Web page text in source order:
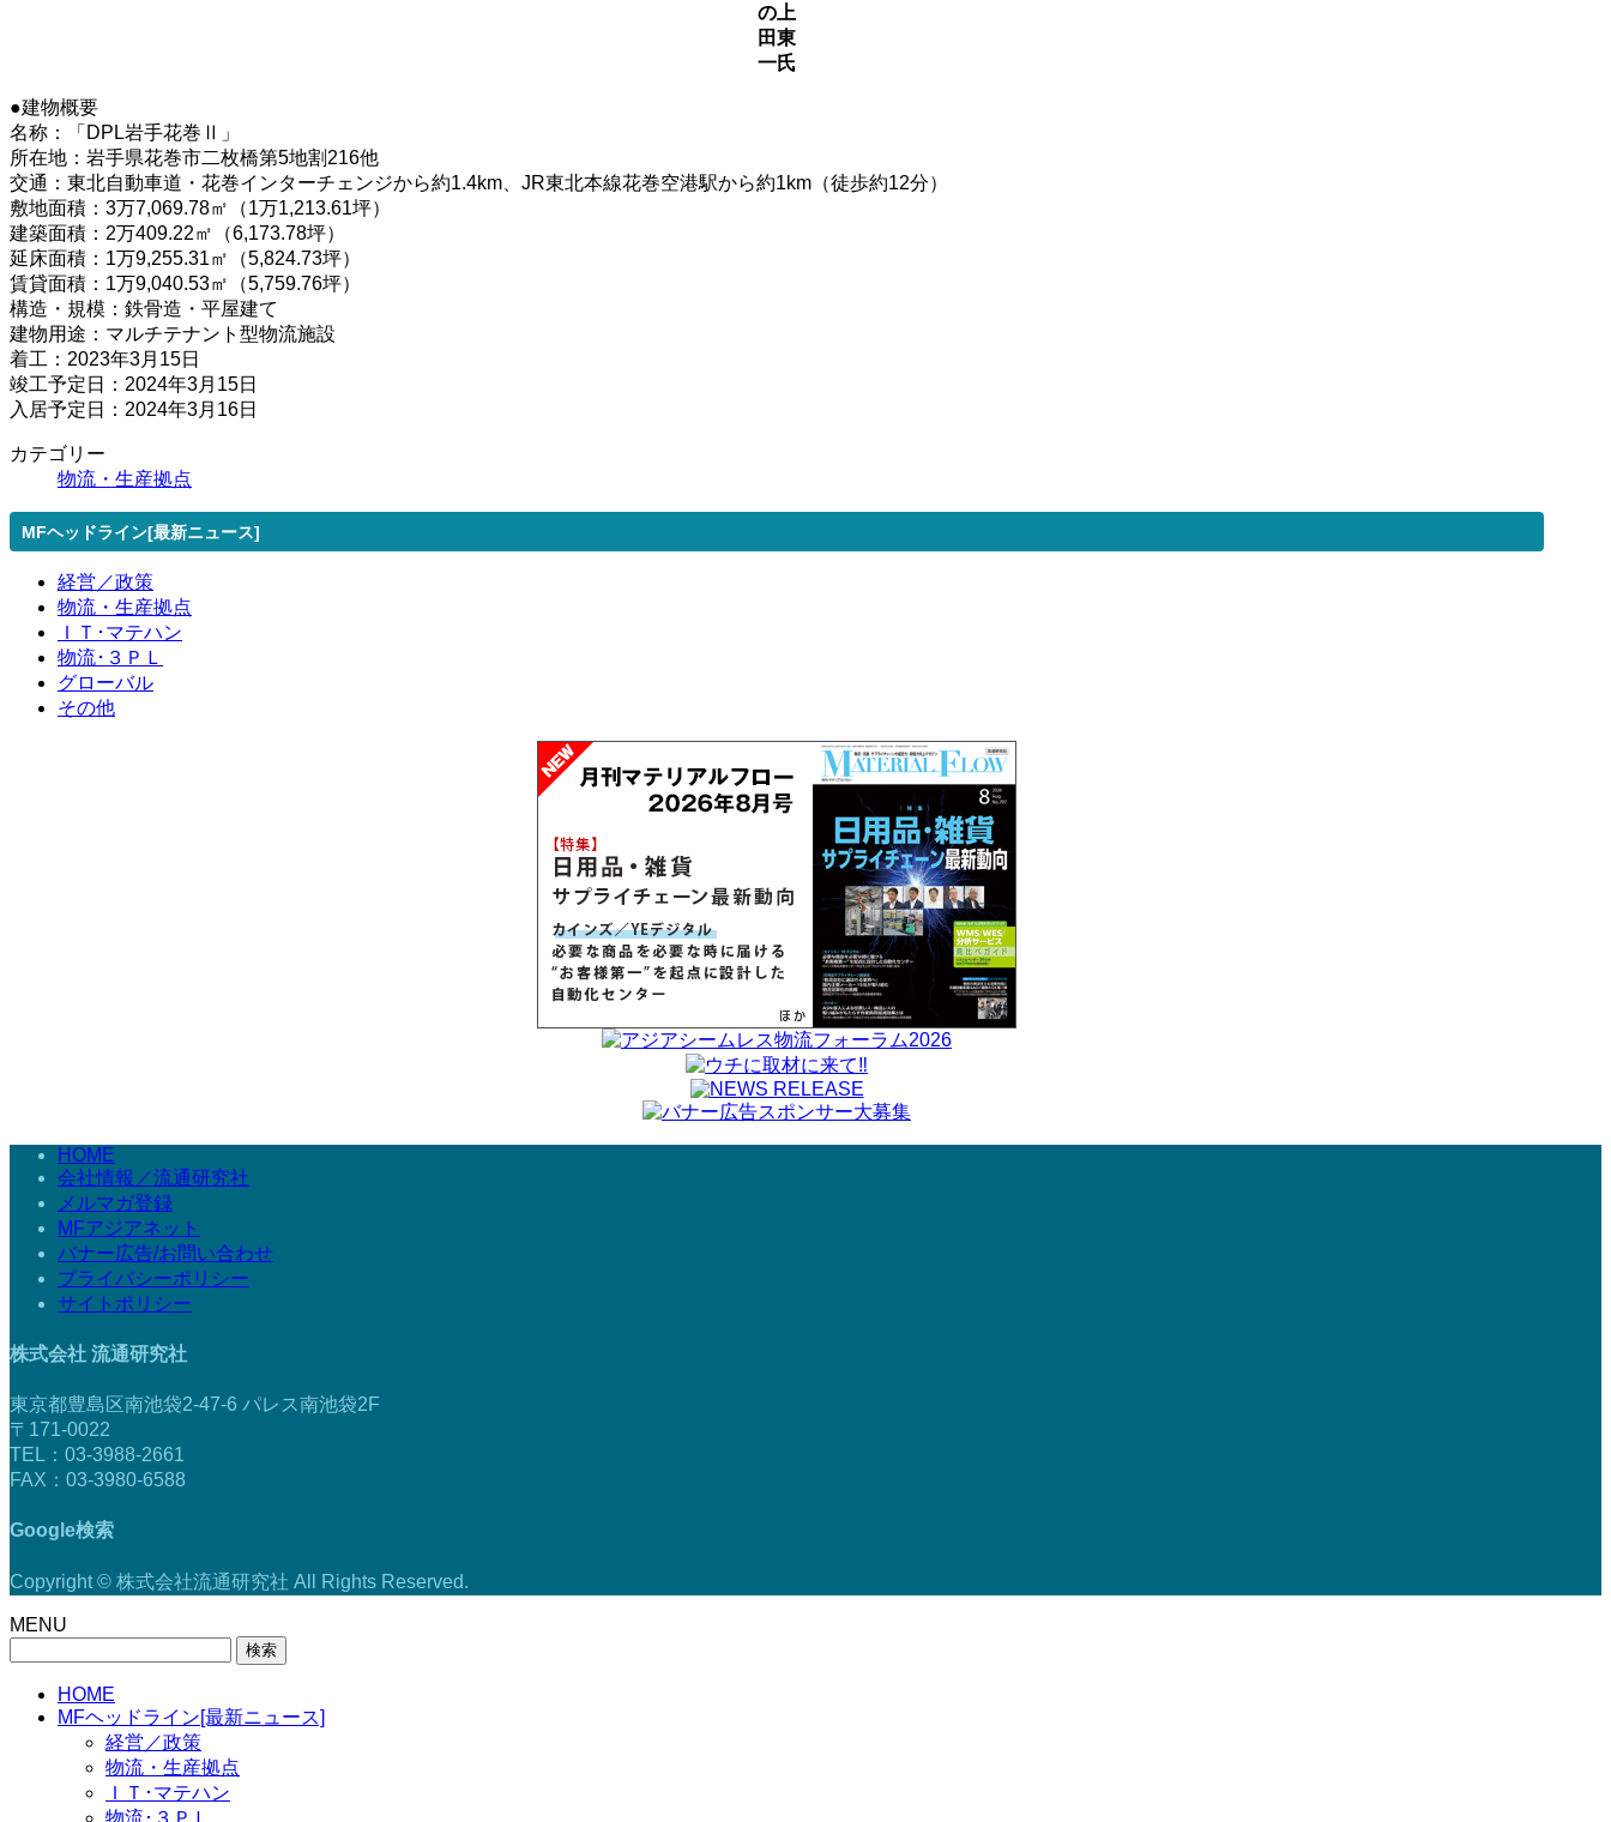
の上
田東
一氏
●建物概要
名称：「DPL岩手花巻Ⅱ」
所在地：岩手県花巻市二枚橋第5地割216他
交通：東北自動車道・花巻インターチェンジから約1.4km、JR東北本線花巻空港駅から約1km（徒歩約12分）
敷地面積：3万7,069.78㎡（1万1,213.61坪）
建築面積：2万409.22㎡（6,173.78坪）
延床面積：1万9,255.31㎡（5,824.73坪）
賃貸面積：1万9,040.53㎡（5,759.76坪）
構造・規模：鉄骨造・平屋建て
建物用途：マルチテナント型物流施設
着工：2023年3月15日
竣工予定日：2024年3月15日
入居予定日：2024年3月16日
カテゴリー
物流・生産拠点
MFヘッドライン[最新ニュース]
経営／政策
物流・生産拠点
ＩＴ･マテハン
物流･３ＰＬ
グローバル
その他
HOME
会社情報／流通研究社
メルマガ登録
MFアジアネット
バナー広告/お問い合わせ
プライバシーポリシー
サイトポリシー
株式会社 流通研究社
東京都豊島区南池袋2-47-6 パレス南池袋2F
〒171-0022
TEL：03-3988-2661
FAX：03-3980-6588
Google検索
Copyright © 株式会社流通研究社 All Rights Reserved.
MENU
HOME
MFヘッドライン[最新ニュース]
経営／政策
物流・生産拠点
ＩＴ･マテハン
物流･３ＰＬ